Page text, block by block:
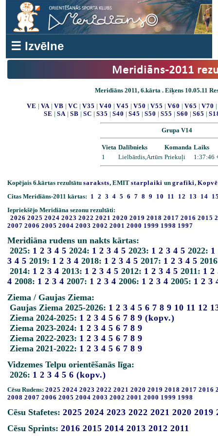
☰ Izvēlne
Meridiāns-2011
Meridiāns 2011, 6.kārta . Eiķens 10.05.11
VE | VA | VB | VC | V35 | V40 | V45 | V50 | V55 | V60 | V65 | V70 |
SE | SA| SB | SC | S35 | S40 | S45 | S50 | S55 | S60 | S65 |
Grupa V14
Vieta Dalībnieks Komanda Laiks
1
Lielbārdis,Artūrs Priekuļi 1:37:46
Kopējais 6.kārtas rezultātu saraksts, EMIT starplaiki un grafiki,
Citas Meridiāns-2011 kārtas: 1 2 3 4 5 6 7 8 9 10 11 12 13 14
Iepriekšējo Meridiāna sezonu rezultāti:
2026 2025 2024 2023 2022 2021 2020 2019 2018 2017 2016 2015
2007 2006 2005 2004 2003 2002 2001 2000 1999 1998 1997
Meridiāna rudens un nakts kārtas:
2025: 1 2 3 4 5 2024: 1 2 3 4 5 2023: 1 2 3 4 5 2022: 1
3 4 5 2019: 1 2 3 4 2018: 1 2 3 4 5 2017: 1 2 3 4 5
2014: 1 2 3 4 2013: 1 2 3 4 5 2012: 1 2 3 4 5 2011: 1 2
4 2008: 1 2 3 4 2007: 1 2 3 4 2006: 1 2 3 4 2005: 1 2 3
Ziema / Gaujas Ziema:
Gaujas Ziema 2025-2026: 1 2 3 4 5 6 7 8 9 10 11 12
Ziema 2024-2025: 1 2 3 4 5 6 7 8 9 (kopv.)
Ziema 2023-2024: 1 2 3 4 5 6 7 8 9
Ziema 2022-2023: 1 2 3 4 5 6 7 8 9
Ziema 2021-2022: 1 2 3 4 5 6 7 8 9
Vidzemes Telpu orientēšanās līga:
2026: 1 2 3 4 5 6 (kopv.)
Cēsu Rudens: 2025 2024 2023 2022 2021 2020 2019 2018 2017 2016
2008 2007 2006 2005 2004 2003 2002 2001 2000 1999 1998
Cēsu Stafetes: 2025 2024 2023 2022 2021 2020 2019
Cēsu Sprints: 2016 2015 2014 2013 2012 2011